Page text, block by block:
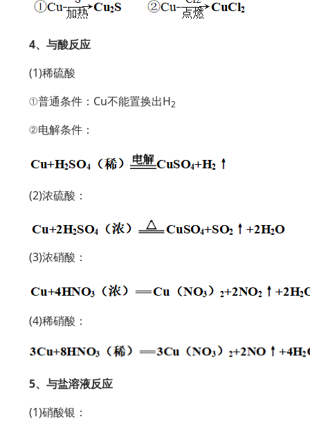
4、与酸反应
(1)稀硫酸
①普通条件：Cu不能置换出H2
②电解条件：
(2)浓硫酸：
(3)浓硝酸：
(4)稀硝酸：
5、与盐溶液反应
(1)硝酸银：